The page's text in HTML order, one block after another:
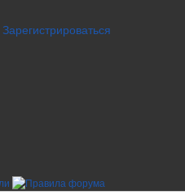
Зарегистрироваться